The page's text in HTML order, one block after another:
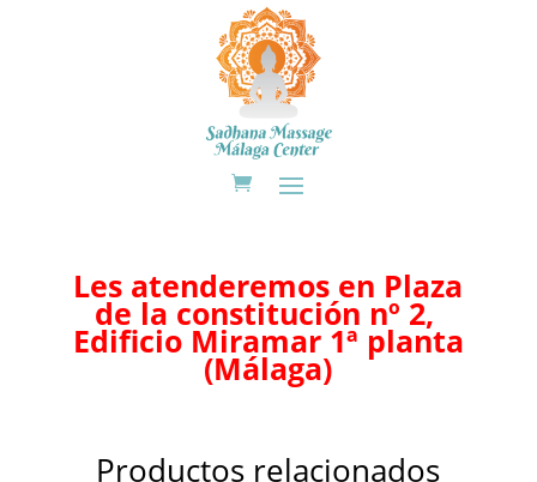
Les atenderemos en Plaza
de la constitución nº 2,
Edificio Miramar 1ª planta
(Málaga)
Productos relacionados